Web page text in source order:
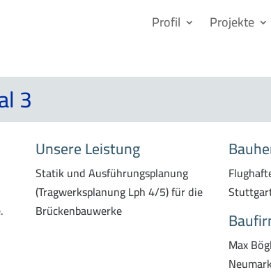
Profil Projekte
3
Unsere Leistung
Statik und Ausführungsplanung
(Tragwerksplanung Lph 4/5) für die
Brückenbauwerke
Max